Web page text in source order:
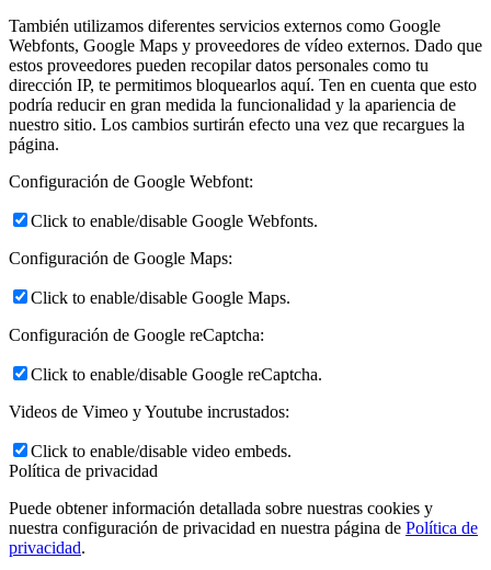
También utilizamos diferentes servicios externos como Google
Webfonts, Google Maps y proveedores de vídeo externos. Dado que
estos proveedores pueden recopilar datos personales como tu
dirección IP, te permitimos bloquearlos aquí. Ten en cuenta que esto
podría reducir en gran medida la funcionalidad y la apariencia de
nuestro sitio. Los cambios surtirán efecto una vez que recargues la
página.
Configuración de Google Webfont:
Click to enable/disable Google Webfonts.
Configuración de Google Maps:
Click to enable/disable Google Maps.
Configuración de Google reCaptcha:
Click to enable/disable Google reCaptcha.
Videos de Vimeo y Youtube incrustados:
Click to enable/disable video embeds.
Política de privacidad
Puede obtener información detallada sobre nuestras cookies y
nuestra configuración de privacidad en nuestra página de Política de
privacidad.